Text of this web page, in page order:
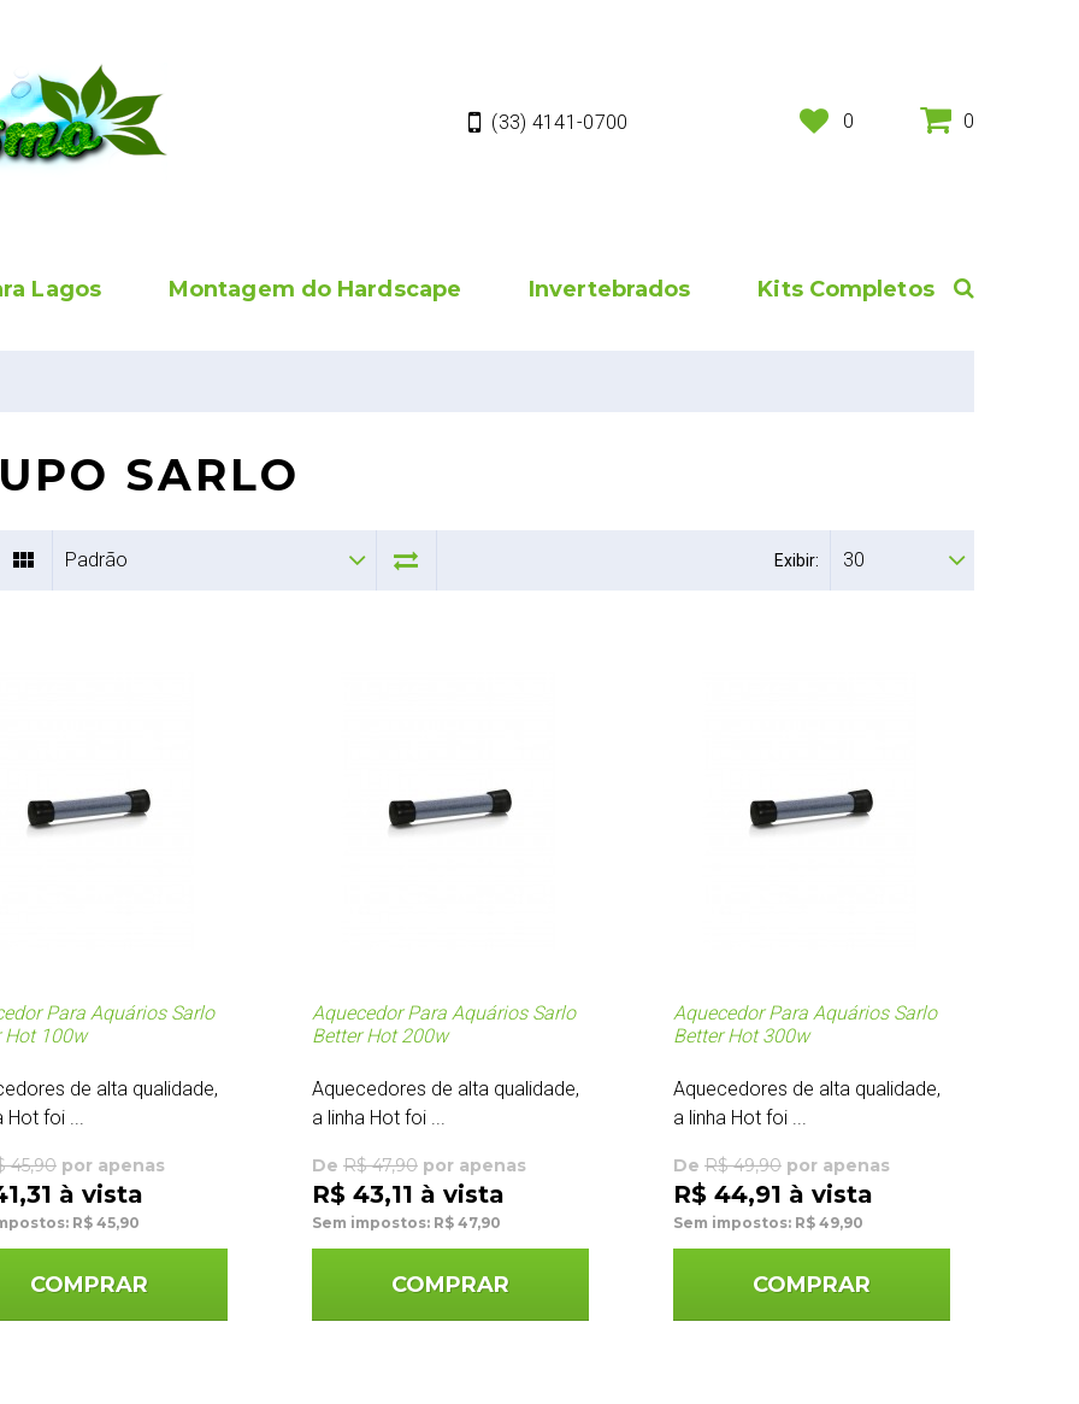
(33) 4141-0700 0 0
Lagos Montagem do Hardscape Invertebrados Kits Completos
SARLO
Padrão Exibir: 30
Para Aquários Sarlo
Hot 100w
de alta qualidade,
Hot foi ...
45,90 por apenas
à vista
R$ 45,90
COMPRAR
Aquecedor Para Aquários Sarlo
Better Hot 200w
Aquecedores de alta qualidade,
a linha Hot foi ...
De R$ 47,90por apenas
R$ 43,11 à vista
Sem impostos: R$ 47,90
COMPRAR
Aquecedor Para Aquários Sarlo
Better Hot 300w
Aquecedores de alta qualidade,
a linha Hot foi ...
De R$ 49,90por apenas
R$ 44,91 à vista
Sem impostos: R$ 49,90
COMPRAR